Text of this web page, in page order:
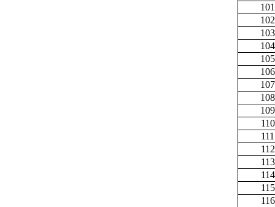
101
102
103
104
105
106
107
108
109
110
111
112
113
114
115
116